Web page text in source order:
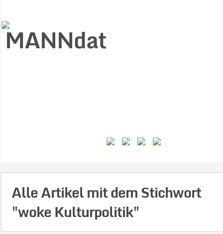
Alle Artikel mit dem Stichwort
"woke Kulturpolitik"